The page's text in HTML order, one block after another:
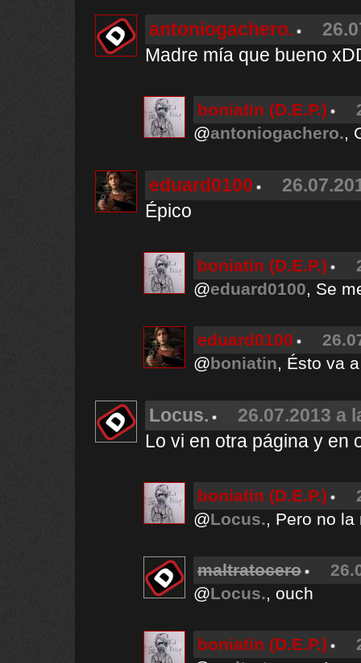
antoniogachero.
Madre mía que bueno
boniatin (D.E.P.)
@antoniogachero.,
eduard0100
Épico
boniatin (D.E.P.)
@eduard0100, Se
eduard0100
@boniatin, Ésto va
Locus.
26.07.2013 a
Lo vi en otra página y en
boniatin (D.E.P.)
@Locus., Pero no
maltratocero
@Locus., ouch
boniatin (D.E.P.)